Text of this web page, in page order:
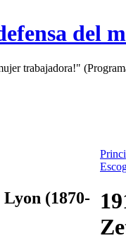
del
trabajadora!"
Lyon (1870-